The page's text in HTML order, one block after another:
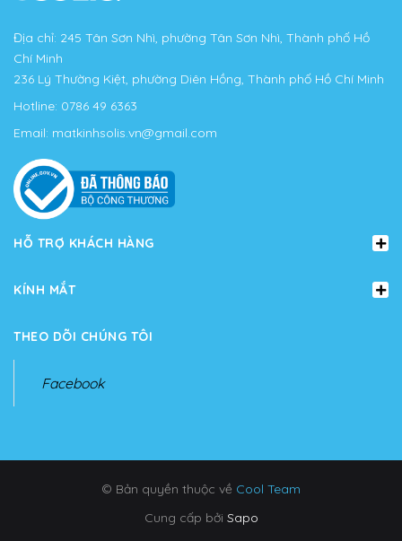
Địa chỉ: 245 Tân Sơn Nhì, phường Tân Sơn Nhì, Thành phố Hồ
Chí Minh
236 Lý Thường Kiệt, phường Diên Hồng, Thành phố Hồ Chí Minh
Hotline: 0786 49 6363
Email: matkinhsolis.vn@gmail.com
HỖ TRỢ KHÁCH HÀNG
KÍNH MẮT
THEO DÕI CHÚNG TÔI
Facebook
© Bản quyền thuộc về Cool Team
Cung cấp bởi Sapo